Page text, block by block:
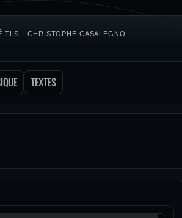
TLS – CHRISTOPHE CASALEGNO
TEXTES